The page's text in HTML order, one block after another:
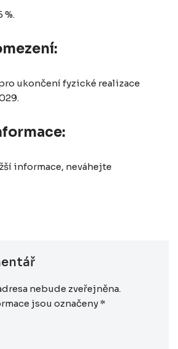
%.
ukončení fyzické realizace
informace, neváhejte
nebude zveřejněna.
jsou označeny *